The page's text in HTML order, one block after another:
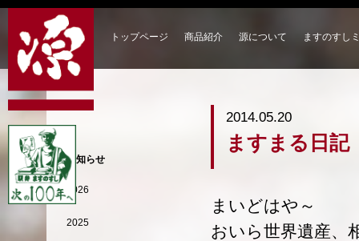
トップページ 商品紹介 源について ますのすし
2014.05.20
ますまる日記
まいどはや～
おいら世界遺産、
お知らせ
2026
2025